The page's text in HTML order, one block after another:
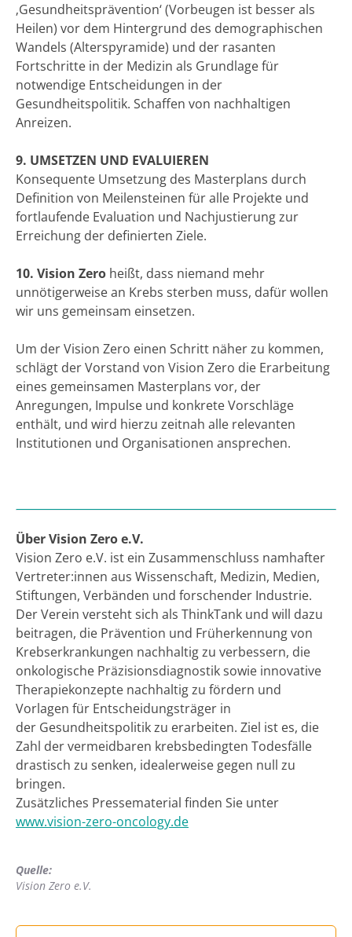
‚Gesundheitsprävention‘ (Vorbeugen ist besser als
Heilen) vor dem Hintergrund des demographischen
Wandels (Alterspyramide) und der rasanten
Fortschritte in der Medizin als Grundlage für
notwendige Entscheidungen in der
Gesundheitspolitik. Schaffen von nachhaltigen
Anreizen.
9. UMSETZEN UND EVALUIEREN
Konsequente Umsetzung des Masterplans durch
Definition von Meilensteinen für alle Projekte und
fortlaufende Evaluation und Nachjustierung zur
Erreichung der definierten Ziele.
10. Vision Zero heißt, dass niemand mehr
unnötigerweise an Krebs sterben muss, dafür wollen
wir uns gemeinsam einsetzen.
Um der Vision Zero einen Schritt näher zu kommen,
schlägt der Vorstand von Vision Zero die Erarbeitung
eines gemeinsamen Masterplans vor, der
Anregungen, Impulse und konkrete Vorschläge
enthält, und wird hierzu zeitnah alle relevanten
Institutionen und Organisationen ansprechen.
Über Vision Zero e.V.
Vision Zero e.V. ist ein Zusammenschluss namhafter
Vertreter:innen aus Wissenschaft, Medizin, Medien,
Stiftungen, Verbänden und forschender Industrie.
Der Verein versteht sich als ThinkTank und will dazu
beitragen, die Prävention und Früherkennung von
Krebserkrankungen nachhaltig zu verbessern, die
onkologische Präzisionsdiagnostik sowie innovative
Therapiekonzepte nachhaltig zu fördern und
Vorlagen für Entscheidungsträger in
der Gesundheitspolitik zu erarbeiten. Ziel ist es, die
Zahl der vermeidbaren krebsbedingten Todesfälle
drastisch zu senken, idealerweise gegen null zu
bringen.
Zusätzliches Pressematerial finden Sie unter
www.vision-zero-oncology.de
Quelle:
Vision Zero e.V.